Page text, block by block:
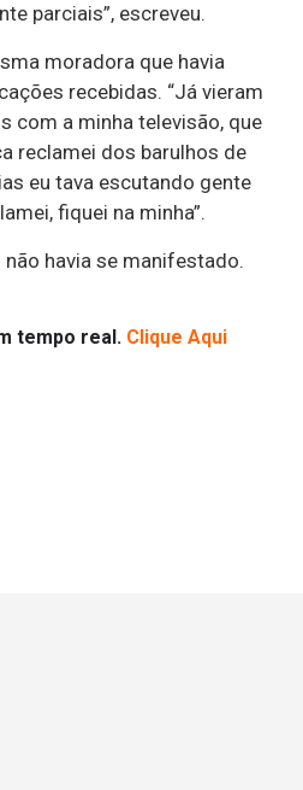
parciais”, escreveu.
moradora que havia
recebidas. “Já vieram
com a minha televisão, que
reclamei dos barulhos de
eu tava escutando gente
fiquei na minha”.
havia se manifestado.
tempo real. Clique Aqui